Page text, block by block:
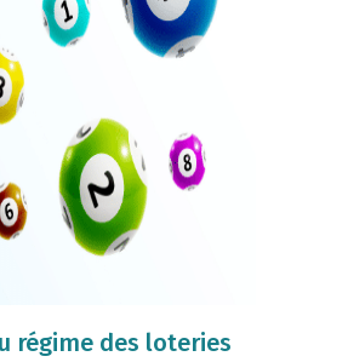
régime des loteries